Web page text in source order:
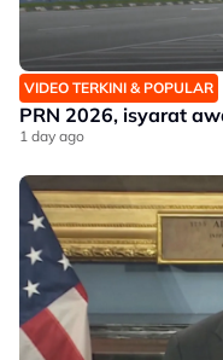
VIDEO TERKINI & POPULAR
PRN 2026, isyarat
1 day ago